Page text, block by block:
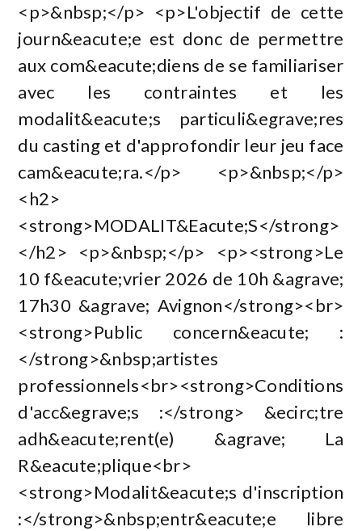
<p>&nbsp;</p> <p>L'objectif de cette
journ&eacute;e est donc de permettre
aux com&eacute;diens de se familiariser
avec les contraintes et les
modalit&eacute;s particuli&egrave;res
du casting et d'approfondir leur jeu face
cam&eacute;ra.</p> <p>&nbsp;</p>
<h2>
<strong>MODALIT&Eacute;S</strong>
</h2> <p>&nbsp;</p> <p><strong>Le
10 f&eacute;vrier 2026 de 10h &agrave;
17h30 &agrave; Avignon</strong><br>
<strong>Public concern&eacute; :
</strong>&nbsp;artistes
professionnels<br><strong>Conditions
d'acc&egrave;s :</strong> &ecirc;tre
adh&eacute;rent(e) &agrave; La
R&eacute;plique<br>
<strong>Modalit&eacute;s d'inscription
:</strong>&nbsp;entr&eacute;e libre